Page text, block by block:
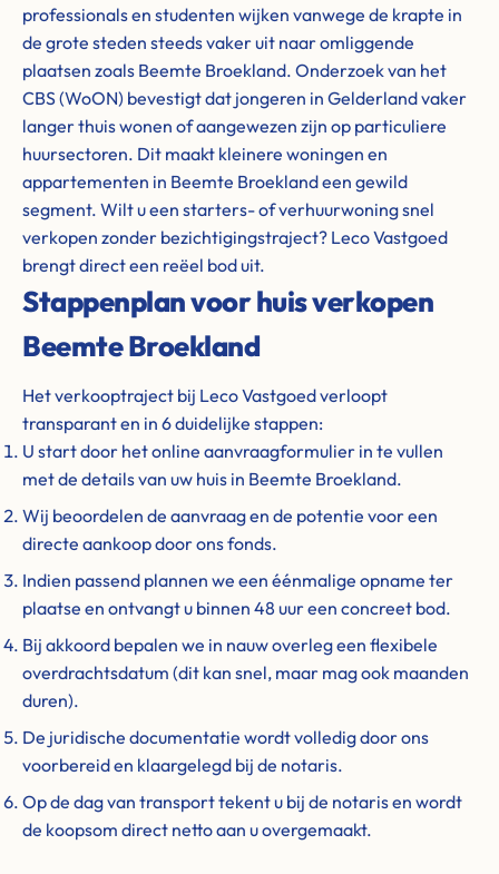
professionals en studenten wijken vanwege de krapte in
de grote steden steeds vaker uit naar omliggende
plaatsen zoals Beemte Broekland. Onderzoek van het
CBS (WoON) bevestigt dat jongeren in Gelderland vaker
langer thuis wonen of aangewezen zijn op particuliere
huursectoren. Dit maakt kleinere woningen en
appartementen in Beemte Broekland een gewild
segment. Wilt u een starters- of verhuurwoning snel
verkopen zonder bezichtigingstraject? Leco Vastgoed
brengt direct een reëel bod uit.
Stappenplan voor huis verkopen
Beemte Broekland
Het verkooptraject bij Leco Vastgoed verloopt
transparant en in 6 duidelijke stappen:
U start door het online aanvraagformulier in te vullen
met de details van uw huis in Beemte Broekland.
Wij beoordelen de aanvraag en de potentie voor een
directe aankoop door ons fonds.
Indien passend plannen we een éénmalige opname ter
plaatse en ontvangt u binnen 48 uur een concreet bod.
Bij akkoord bepalen we in nauw overleg een flexibele
overdrachtsdatum (dit kan snel, maar mag ook maanden
duren).
De juridische documentatie wordt volledig door ons
voorbereid en klaargelegd bij de notaris.
Op de dag van transport tekent u bij de notaris en wordt
de koopsom direct netto aan u overgemaakt.